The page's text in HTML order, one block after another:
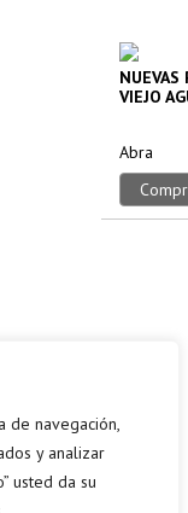
de navegación,
y analizar
usted da su
NUEVAS
VIEJO
Abra